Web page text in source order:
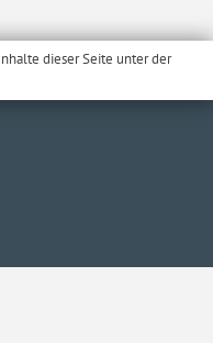
dieser Seite unter der